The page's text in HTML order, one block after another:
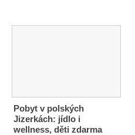
Pobyt v polských
Jizerkách: jídlo i
wellness, děti zdarma